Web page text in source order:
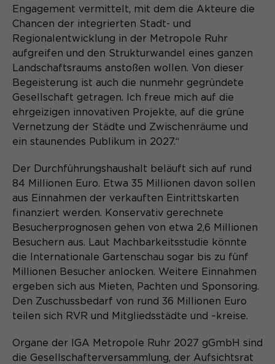
Zweck
Dieser Cookie teilt der Webseite mit,
ob ein Besucher im Typo3-Backend
angemeldet ist und die Rechte besitzt
diese zu verwalten.
Name cookie_optin
Anbieter Sgalinski
Zweck
Speichert den Zustimmungsstatus des
Benutzers für Cookies auf der
aktuellen Domäne.
Anbieter
Laufzeit Sitzung
Temporäre Session-ID, ohne
personenbezogene Daten.
Engagement vermittelt, mit dem die Akteure die
Chancen der integrierten Stadt- und
Regionalentwicklung in der Metropole Ruhr
aufgreifen und den Strukturwandel eines ganzen
Landschaftsraums anstoßen wollen. Von dieser
Begeisterung ist auch die nunmehr gegründete
Gesellschaft getragen. Ich freue mich auf die
ehrgeizigen innovativen Projekte, auf die grüne
Vernetzung der Städte und Zwischenräume und
ein staunendes Publikum in 2027.“
Der Durchführungshaushalt beläuft sich auf rund
84 Millionen Euro. Etwa 35 Millionen davon sollen
aus Einnahmen der verkauften Eintrittskarten
finanziert werden. Konservativ gerechnete
Besucherprognosen gehen von etwa 2,6 Millionen
Besuchern aus. Laut Machbarkeitsstudie könnte
die Internationale Gartenschau sogar bis zu fünf
Millionen Besucher anlocken. Weitere Einnahmen
ergeben sich aus Mieten, Pachten und Sponsoring.
Den Zuschussbedarf von rund 36 Millionen Euro
teilen sich RVR und Mitgliedsstädte und –kreise.
Organe der IGA Metropole Ruhr 2027 gGmbH sind
die Gesellschafterversammlung, der Aufsichtsrat